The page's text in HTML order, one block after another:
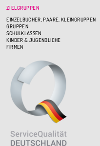
ZIELGRUPPEN
EINZELBUCHER, PAARE, KLEINGRUPPEN
GRUPPEN
SCHULKLASSEN
KINDER & JUGENDLICHE
FIRMEN